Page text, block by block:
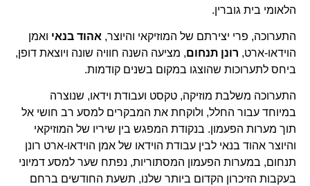
הלאומי בית גוברין.
התערוכה, פרי יצירתם של המוזיקאי והיוצר,אהוד בנאיואמן
הוידאו-ארט,רונן תנחום, מציעה השנה חוויה שונה ויוצאת דופן,
ביחס לתערוכות שהוצגו במקום בשנים קודמות.
התערוכה משלבת מוזיקה, טקסט ועבודת וידאו, שנוצרה
במיוחד עבור החלל, ולוקחת את המבקרים למסע רב חושי אל
תוך מערות הפעמון. בנקודת המפגש בין שיריו של המוזיקאי
והיוצר אהוד בנאי לבין עבודת הוידאו של אמן הוידאו-ארט רונן
תנחום, במערות הפעמון המסתוריות, נפתח שער למסע דמיוני
בעקבות הזיכרון הקדום ביותר שלנו, תשעת החודשים ברחם